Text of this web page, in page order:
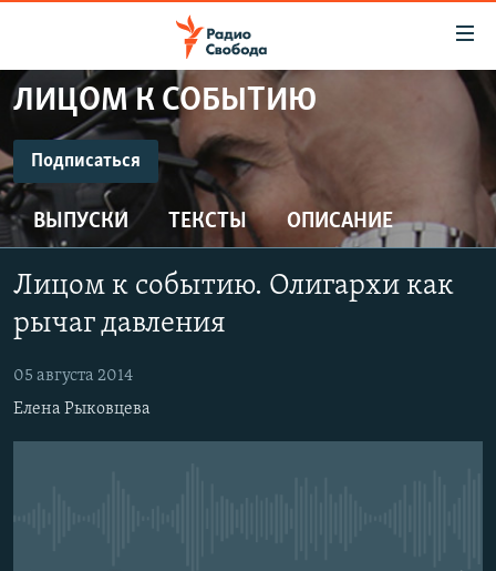
упрощенного
доступа
Вернуться
к
основному
содержанию
Вернутся
главной
Вернутся
поиску
ПРОГРАММЫ
ПОДКАСТЫ
АВТОРСКИЕ ПРОЕКТЫ
ЦИТАТЫ СВОБОДЫ
МНЕНИЯ
КУЛЬТУРА
КАВКАЗ.РЕАЛИИ
СЕВЕР.РЕАЛИИ
ЛИЦОМ К СОБЫТИЮ
Подписаться
ПОДПИСАТЬСЯ
Подписаться
ВЫПУСКИ ТЕКСТЫ ОПИСАНИЕ
Лицом к событию. Олигархи как
рычаг давления
05 августа 2014
Елена Рыковцева